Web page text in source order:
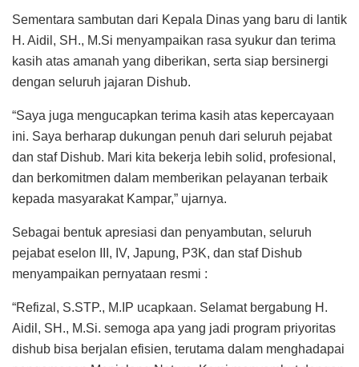
Sementara sambutan dari Kepala Dinas yang baru di lantik
H. Aidil, SH., M.Si menyampaikan rasa syukur dan terima
kasih atas amanah yang diberikan, serta siap bersinergi
dengan seluruh jajaran Dishub.
“Saya juga mengucapkan terima kasih atas kepercayaan
ini. Saya berharap dukungan penuh dari seluruh pejabat
dan staf Dishub. Mari kita bekerja lebih solid, profesional,
dan berkomitmen dalam memberikan pelayanan terbaik
kepada masyarakat Kampar,” ujarnya.
Sebagai bentuk apresiasi dan penyambutan, seluruh
pejabat eselon III, IV, Japung, P3K, dan staf Dishub
menyampaikan pernyataan resmi :
“Refizal, S.STP., M.IP ucapkaan. Selamat bergabung H.
Aidil, SH., M.Si. semoga apa yang jadi program priyoritas
dishub bisa berjalan efisien, terutama dalam menghadapai